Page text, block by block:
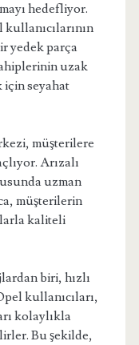
hedefliyor.
yedek parça
uzak
seyahat
müşterilere
Arızalı
uzman
müşterilerin
kaliteli
biri, hızlı
kullanıcıları,
kolaylıkla
Bu şekilde,